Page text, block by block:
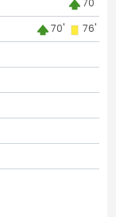
70'
70' 76'